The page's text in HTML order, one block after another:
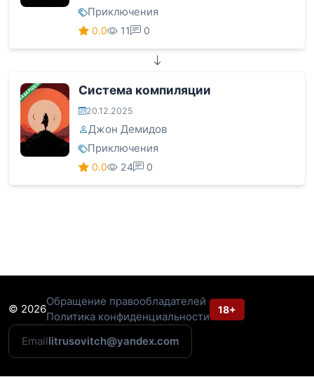
Приключения
0.0 11 0
ЗАВЕРШЕНА Система компиляции
20.12.2025
Джон Демидов
Приключения
0.0 24 0
© 2026
Обращение правообладателей
Политика конфиденциальности
18+
Emaillitrusovitch@yandex.com